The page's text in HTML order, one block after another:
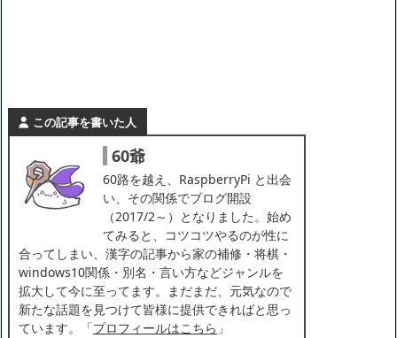
この記事を書いた人
60爺
60路を越え、RaspberryPi と出会
い、その関係でブログ開設
（2017/2～）となりました。始め
てみると、コツコツやるのが性に
合ってしまい、漢字の記事から家の補修・将棋・
windows10関係・別名・言い方などジャンルを
拡大して今に至ってます。まだまだ、元気なので
新たな話題を見つけて皆様に提供できればと思っ
ています。「プロフィールはこちら 」